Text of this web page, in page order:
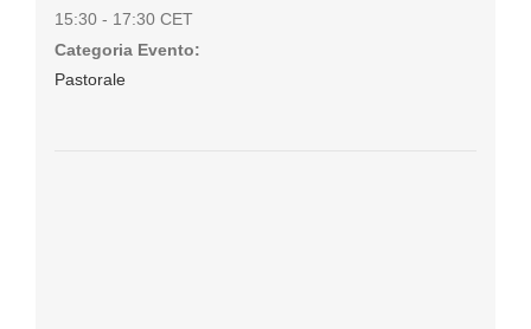
15:30 - 17:30 CET
Categoria Evento:
Pastorale